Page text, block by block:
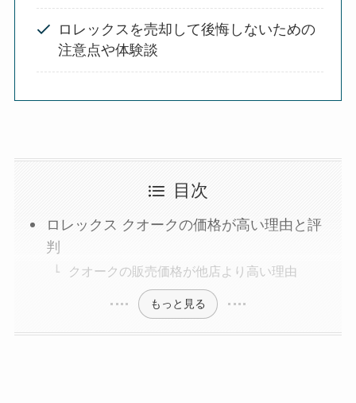
ロレックスを売却して後悔しないための
注意点や体験談
目次
ロレックス クオークの価格が高い理由と評
判
クオークの販売価格が他店より高い理由
もっと見る